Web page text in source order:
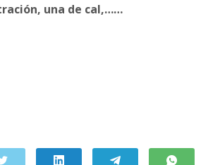
una de cal,……